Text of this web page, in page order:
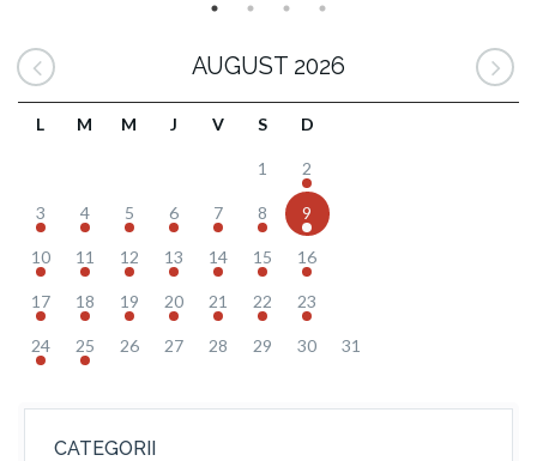
AUGUST 2026
L M M J V S D
1 2
3 4 5 6 7 8 9
10 11 12 13 14 15 16
17 18 19 20 21 22 23
24 25 26 27 28 29 30 31
CATEGORII